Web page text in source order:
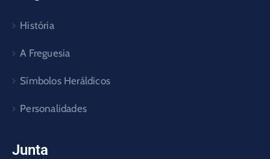
História
A Freguesia
Símbolos Heráldicos
Personalidades
Junta